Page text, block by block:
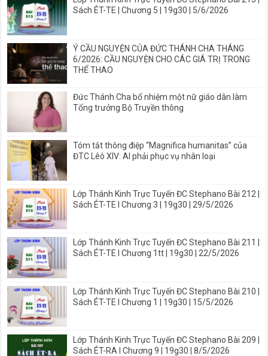
Sách ÉT-TE | Chương 5 | 19g30 | 5/6/2026
Ý CẦU NGUYỆN CỦA ĐỨC THÁNH CHA THÁNG
6/2026: CẦU NGUYỆN CHO CÁC GIÁ TRỊ TRONG
THỂ THAO
Đức Thánh Cha bổ nhiệm một nữ giáo dân làm
Tổng trưởng Bộ Truyền thông
Tóm tắt thông điệp “Magnifica humanitas” của
ĐTC Lêô XIV: AI phải phục vụ nhân loại
Lớp Thánh Kinh Trực Tuyến ĐC Stephano Bài 212 |
Sách ÉT-TE I Chương 3 | 19g30 | 29/5/2026
Lớp Thánh Kinh Trực Tuyến ĐC Stephano Bài 211 |
Sách ÉT-TE I Chương 1tt | 19g30 | 22/5/2026
Lớp Thánh Kinh Trực Tuyến ĐC Stephano Bài 210 |
Sách ÉT-TE I Chương 1 | 19g30 | 15/5/2026
Lớp Thánh Kinh Trực Tuyến ĐC Stephano Bài 209 |
Sách ÉT-RA I Chương 9 | 19g30 | 8/5/2026